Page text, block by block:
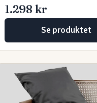
1.298 kr
Se produktet